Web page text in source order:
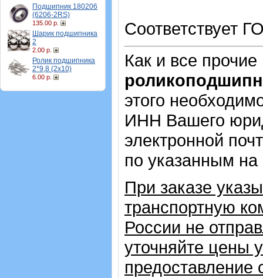
Подшипник 180206
(6206-2RS)
135.00 р.
Шарик подшипника
2
2.00 р.
Ролик подшипника
2*9,8 (2х10)
6.00 р.
Соответствует
Как и все
этого
ИНН Вашего
электронной
по указанным
При заказе
транспортную
России не
уточняйте цены
предоставление